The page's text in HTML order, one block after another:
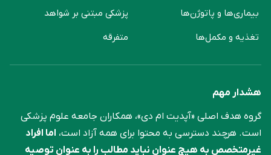
بیماری‌ها و پاتوژن‌ها
تغذیه و مکمل‌ها
پزشکی مبتنی بر شواهد
متفرقه
هشدار مهم
گروه هدف اصلی «آپدیت ام دی»، همکاران جامعه علوم ‌پزشکی
است. هرچند دسترسی به محتوا برای همه آزاد است، اما افراد
غیرمتخصص به هیچ عنوان نباید مطالب را به عنوان توصیه